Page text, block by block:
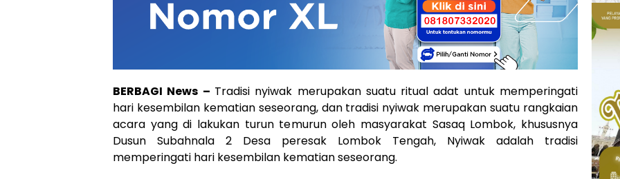
BERBAGI News – Tradisi nyiwak merupakan suatu ritual adat untuk memperingati
hari kesembilan kematian seseorang, dan tradisi nyiwak merupakan suatu rangkaian
acara yang di lakukan turun temurun oleh masyarakat Sasaq Lombok, khususnya
Dusun Subahnala 2 Desa peresak Lombok Tengah, Nyiwak adalah tradisi
memperingati hari kesembilan kematian seseorang.